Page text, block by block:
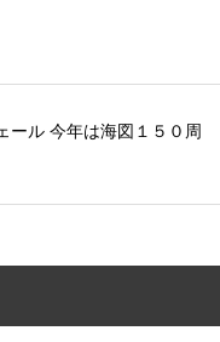
ール 今年は海図１５０周